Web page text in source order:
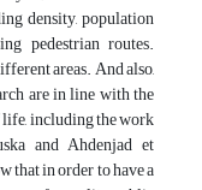
density, population
pedestrian routes.
areas. And also,
are in line with the
including the work
and Ahdenjad et
that in order to have a